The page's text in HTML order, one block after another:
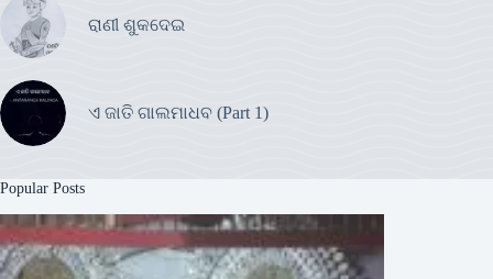
ରାଣୀ ଶୁକଦେଇ
ଏ ଜାତି ଗାଲମାଧବ (Part 1)
Popular Posts